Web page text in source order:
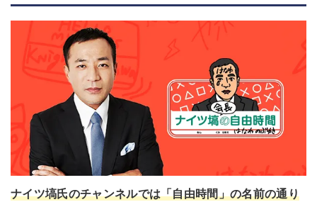
ナイツ塙氏のチャンネルでは「自由時間」の名前の通り